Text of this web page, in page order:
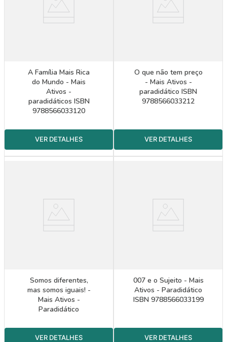
A Família Mais Rica
do Mundo - Mais
Ativos -
paradidáticos ISBN
9788566033120
O que não tem preço
- Mais Ativos -
paradidático ISBN
9788566033212
Somos diferentes,
mas somos iguais! -
Mais Ativos -
Paradidático
007 e o Sujeito - Mais
Ativos - Paradidático
ISBN 9788566033199